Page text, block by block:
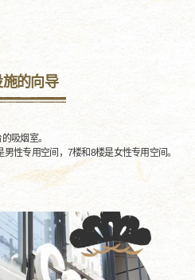
的向导
吸烟室。
性专用空间，7楼和8楼是女性专用空间。